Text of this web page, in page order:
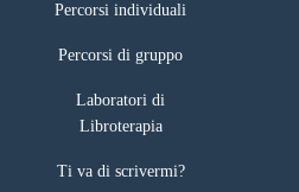
Percorsi individuali
Percorsi di gruppo
Laboratori di
Libroterapia
Ti va di scrivermi?